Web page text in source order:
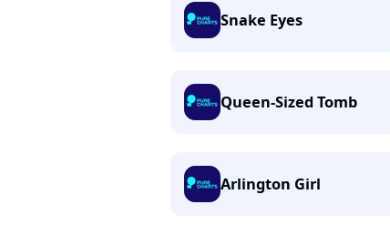
Snake Eyes
Queen-Sized Tomb
Arlington Girl